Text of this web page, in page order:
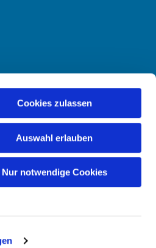
Cookies zulassen
Auswahl erlauben
Nur notwendige Cookies